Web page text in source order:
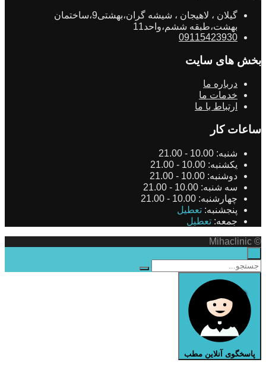
گیلان ، لاهیجان ، شیشه گران،بهشتی9،ساختمان
بهشت،طبقه ششم،واحد11
09115423930
بخش های سایت
درباره ما
خدمات ما
ارتباط با ما
ساعات کار
شنبه: 10.00 - 21.00
یکشنبه: 10.00 - 21.00
دوشنبه: 10.00 - 21.00
سه شنبه: 10.00 - 21.00
چهارشنبه: 10.00 - 21.00
پنجشنبه: تعطیل
جمعه: تعطیل
© Mihaclinic
پاسخگوی آنلاین مطب